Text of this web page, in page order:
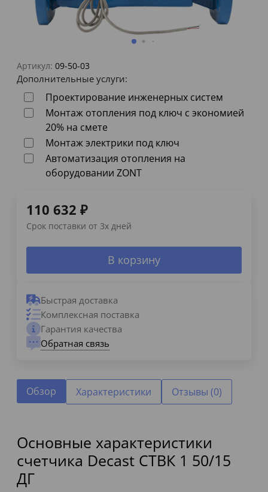
Артикул: 09-50-03
Дополнительные услуги:
Проектирование инженерных систем
Монтаж отопления под ключ с экономией
20% на смете
Монтаж электрики под ключ
Автоматизация отопления на
оборудовании ZONT
110 632 ₽
Срок поставки от 3х дней
В корзину
Быстрая доставка
Комплексная поставка
Гарантия качества
Обратная связь
Обзор Характеристики Отзывы (0)
Основные характеристики
счетчика Decast СТВК 1 50/15
ДГ